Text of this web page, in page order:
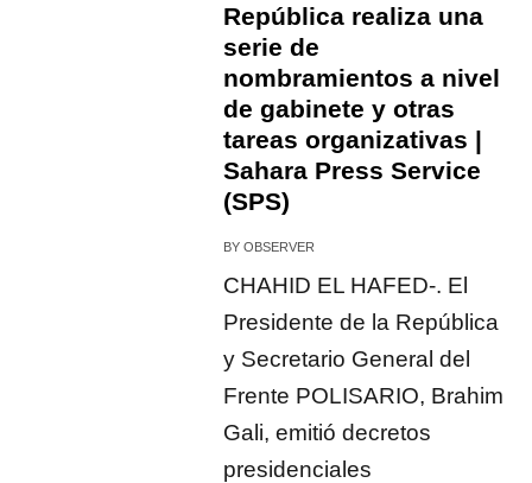
República realiza una
serie de
nombramientos a nivel
de gabinete y otras
tareas organizativas |
Sahara Press Service
(SPS)
BYOBSERVER
CHAHID EL HAFED-. El
Presidente de la República
y Secretario General del
Frente POLISARIO, Brahim
Gali, emitió decretos
presidenciales